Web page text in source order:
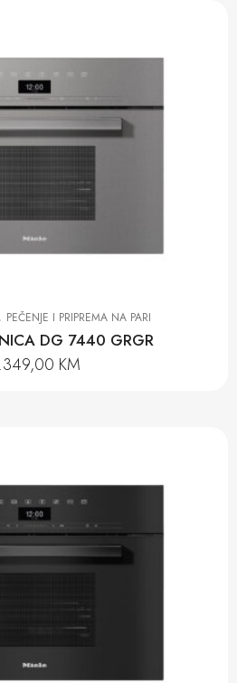
, PEČENJE I PRIPREMA NA PARI
DG 7440 GRGR
KM